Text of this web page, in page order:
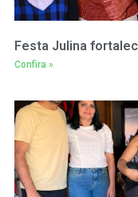
Festa Julina
Confira »